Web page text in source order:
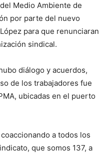
Medio Ambiente de
por parte del nuevo
para que renunciaran
sindical.
diálogo y acuerdos,
de los trabajadores fue
ubicadas en el puerto
a todos los
que somos 137, a